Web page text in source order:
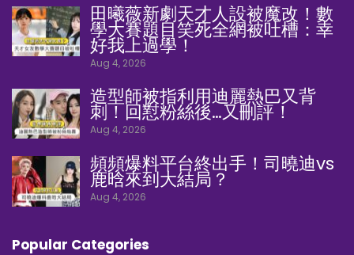
田曦薇新劇天才人設被魔改！數
學大賽題目笑死全網被吐槽：幸
好我上過學！
Aug 4, 2026
造型師被指利用迪麗熱巴又背
刺！回懟粉絲後…又刪評！
Aug 4, 2026
頻頻爆料平台終出手！司曉迪vs
鹿晗來到大結局？
Aug 4, 2026
Popular Categories